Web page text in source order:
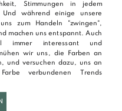
Stimmungen in jedem
während einige unsere
zum Handeln "zwingen",
machen uns entspannt. Auch
immer interessant und
wir uns, die Farben an
und versuchen dazu, uns an
verbundenen Trends